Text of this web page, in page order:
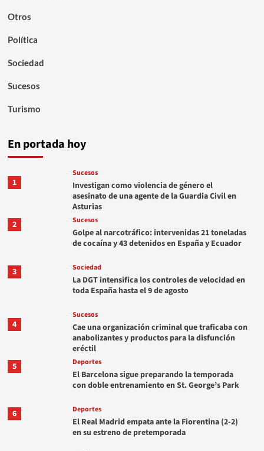
Otros
Política
Sociedad
Sucesos
Turismo
En portada hoy
1
Sucesos
Investigan como violencia de género el
asesinato de una agente de la Guardia Civil en
Asturias
2
Sucesos
Golpe al narcotráfico: intervenidas 21 toneladas
de cocaína y 43 detenidos en España y Ecuador
3 Sociedad
La DGT intensifica los controles de velocidad en
toda España hasta el 9 de agosto
4
Sucesos
Cae una organización criminal que traficaba con
anabolizantes y productos para la disfunción
eréctil
5
Deportes
El Barcelona sigue preparando la temporada
con doble entrenamiento en St. George’s Park
6 Deportes
El Real Madrid empata ante la Fiorentina (2-2)
en su estreno de pretemporada